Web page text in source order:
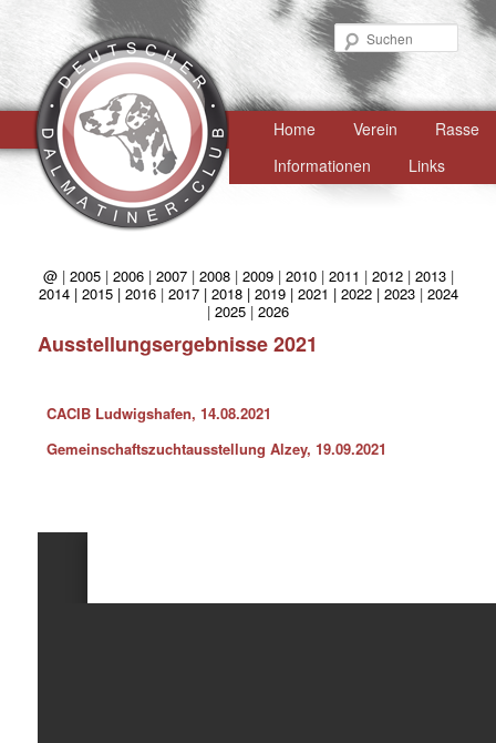
Hauptmenü
Zum
primären
Home Verein
Rasse
Informationen
Links
@| 2005| 2006| 2007| 2008| 2009| 2010| 2011 | 2012| 2013|
2014 | 2015 | 2016| 2017 | 2018 | 2019 | 2021 | 2022 | 2023| 2024
| 2025 | 2026
Ausstellungsergebnisse 2021
CACIB Ludwigshafen, 14.08.2021
Gemeinschaftszuchtausstellung Alzey, 19.09.2021